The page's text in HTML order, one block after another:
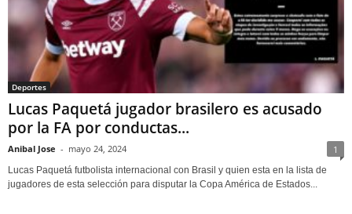
Deportes
Lucas Paquetá jugador brasilero es acusado
por la FA por conductas...
Anibal Jose - mayo 24, 2024 1
Lucas Paquetá futbolista internacional con Brasil y quien esta en la lista de
jugadores de esta selección para disputar la Copa América de Estados...